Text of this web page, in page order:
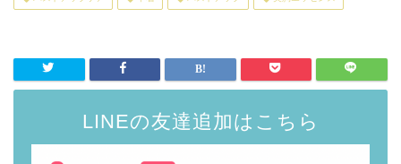
LINEの友達追加はこちら